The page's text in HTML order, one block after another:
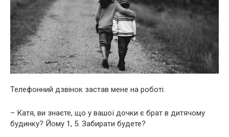
Телефонний дзвінок застав мене на роботі.
– Катя, ви знаєте, що у вашої дочки є брат в дитячому
будинку? Йому 1, 5. Забирати будете?